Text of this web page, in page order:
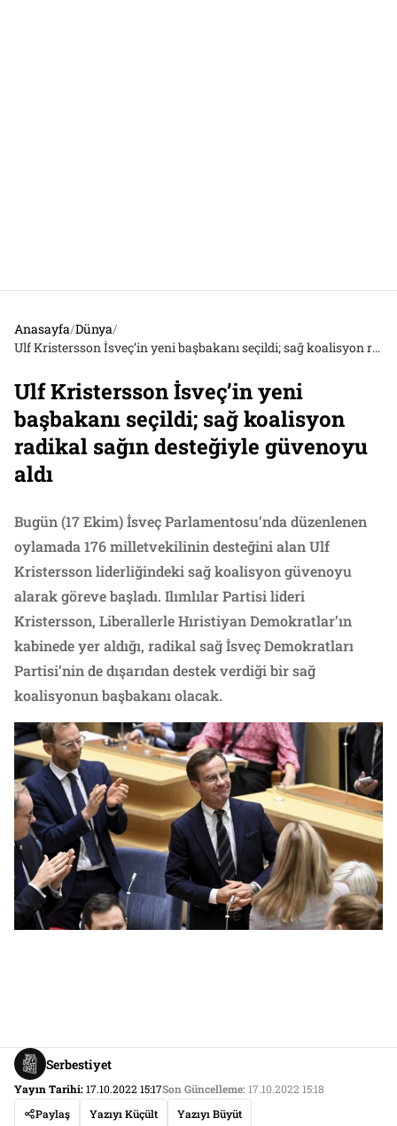
Anasayfa/Dünya/
Ulf Kristersson İsveç’in yeni başbakanı seçildi; sağ koalisyon radikal sağın desteğiyle güvenoyu aldı
Ulf Kristersson İsveç’in yeni
başbakanı seçildi; sağ koalisyon
radikal sağın desteğiyle güvenoyu
aldı
Bugün (17 Ekim) İsveç Parlamentosu’nda düzenlenen
oylamada 176 milletvekilinin desteğini alan Ulf
Kristersson liderliğindeki sağ koalisyon güvenoyu
alarak göreve başladı. Ilımlılar Partisi lideri
Kristersson, Liberallerle Hıristiyan Demokratlar’ın
kabinede yer aldığı, radikal sağ İsveç Demokratları
Partisi’nin de dışarıdan destek verdiği bir sağ
koalisyonun başbakanı olacak.
Serbestiyet
Yayın Tarihi:17.10.2022 15:17Son Güncelleme:17.10.2022 15:18
Paylaş
Yazıyı Küçült Yazıyı Büyüt